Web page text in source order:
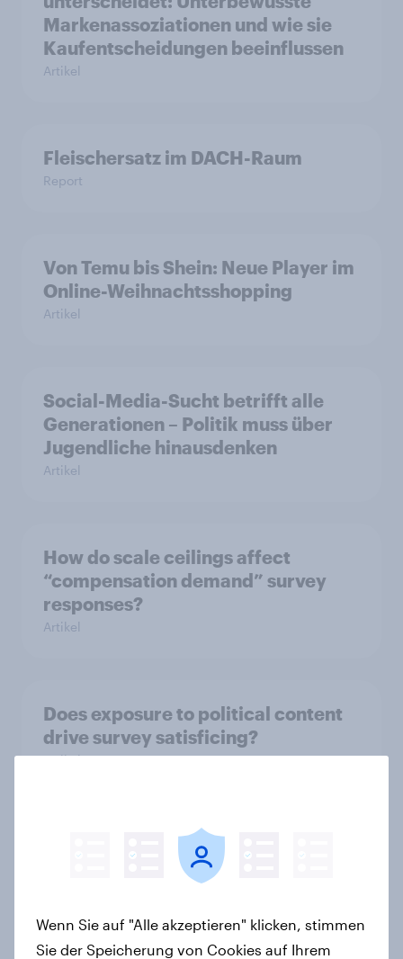
Markenassoziationen und wie sie
Kaufentscheidungen beeinflussen
Artikel
Fleischersatz im DACH-Raum
Report
Von Temu bis Shein: Neue Player im
Online-Weihnachtsshopping
Artikel
Social-Media-Sucht betrifft alle
Generationen – Politik muss über
Jugendliche hinausdenken
Artikel
How do scale ceilings affect
“compensation demand” survey
responses?
Artikel
Does exposure to political content
drive survey satisficing?
Artikel
Comparing slider scales to
textboxes for survey responses
Wenn Sie auf "Alle akzeptieren" klicken, stimmen
Sie der Speicherung von Cookies auf Ihrem